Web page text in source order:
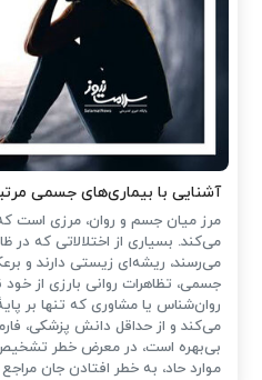
آشنایی با بیماری‌های جسمی
مرز میان جسم و روان، مرزی است که
می‌کند. بسیاری از اختلالاتی که در
می‌رسند، ریشه‌ای زیستی دارند و
جسمی، تظاهرات روانی بارزی از
روان‌شناس یا مشاوری که تنها بر
می‌کند و از حداقل دانش پزشکی،
بی‌بهره است، در معرض خطر تشخیص
موارد حاد، به خطر افتادن جان